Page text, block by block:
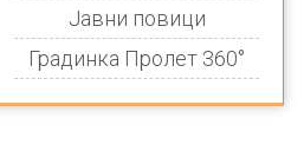
Јавни повици
Градинка Пролет 360°